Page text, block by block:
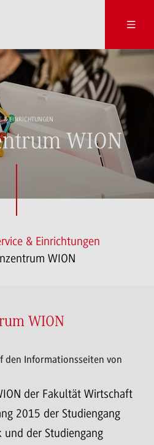
& EINRICHTUNGEN
WION
& Einrichtungen
WION
WION
den Informationsseiten von
der Fakultät Wirtschaft
2015 der Studiengang
der Studiengang